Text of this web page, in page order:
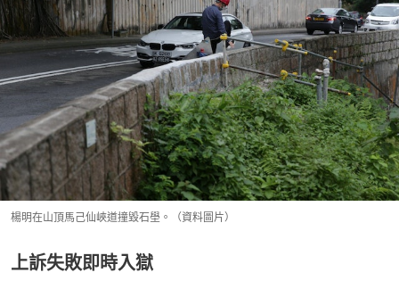
楊明在山頂馬己仙峽道撞毀石壆。（資料圖片）
上訴失敗即時入獄